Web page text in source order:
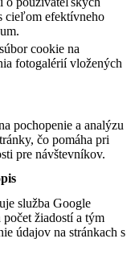
cieľom efektívneho
cookie na
fotogalérií vložených
pochopenie a analýzu
čo pomáha pri
pre návštevníkov.
služba Google
žiadostí a tým
údajov na stránkach s